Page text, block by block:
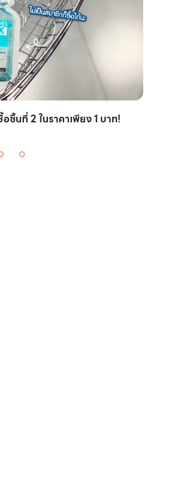
ชิ้นที่ 2 ในราคาเพียง 1 บาท!